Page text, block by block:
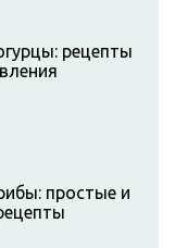
рецепты
простые и